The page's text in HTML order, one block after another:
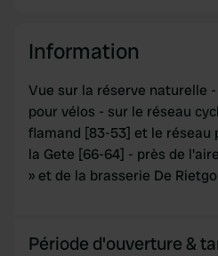
Information
Vue sur la réserve naturelle
pour vélos - sur le réseau
flamand [83-53] et le réseau
la Gete [66-64] - près de
» et de la brasserie De
Période d'ouverture &